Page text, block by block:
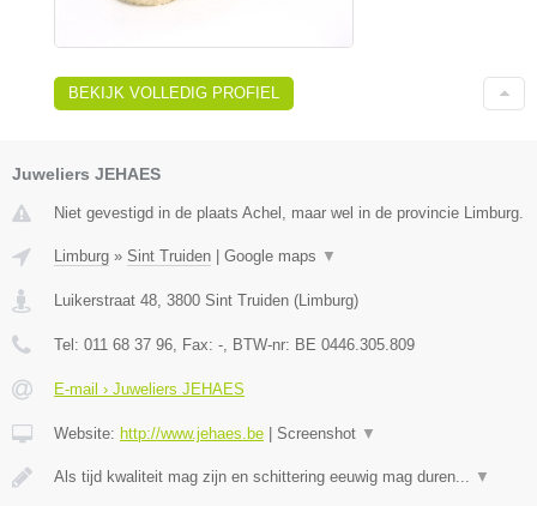
BEKIJK VOLLEDIG PROFIEL
Juweliers JEHAES
Niet gevestigd in de plaats Achel, maar wel in de provincie Limburg.
Limburg » Sint Truiden | Google maps ▼
Luikerstraat 48 3800 Sint Truiden (Limburg)
Tel: 011 68 37 96 , Fax: - , BTW-nr: BE 0446.305.809
E-mail › Juweliers JEHAES
Website: http://www.jehaes.be | Screenshot ▼
Als tijd kwaliteit mag zijn en schittering eeuwig mag duren... ▼